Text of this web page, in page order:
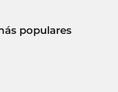
populares